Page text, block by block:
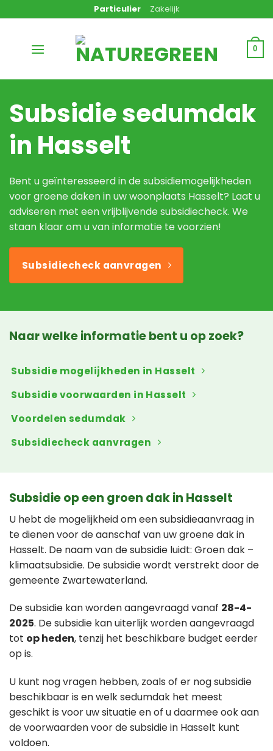
naar
Particulier Zakelijk
0
Subsidie sedumdak
in Hasselt
Bent u geïnteresseerd in de subsidiemogelijkheden
voor groene daken in uw woonplaats Hasselt? Laat u
adviseren met een vrijblijvende subsidiecheck. We
staan klaar om u van informatie te voorzien!
Subsidiecheck aanvragen
Naar welke informatie bent u op zoek?
Subsidie mogelijkheden in Hasselt
Subsidie voorwaarden in Hasselt
Voordelen sedumdak
Subsidiecheck aanvragen
Subsidie op een groen dak in Hasselt
U hebt de mogelijkheid om een subsidieaanvraag in
te dienen voor de aanschaf van uw groene dak in
Hasselt. De naam van de subsidie luidt: Groen dak –
klimaatsubsidie. De subsidie wordt verstrekt door de
gemeente Zwartewaterland.
De subsidie kan worden aangevraagd vanaf 28-4-
2025. De subsidie kan uiterlijk worden aangevraagd
tot op heden, tenzij het beschikbare budget eerder
op is.
U kunt nog vragen hebben, zoals of er nog subsidie
beschikbaar is en welk sedumdak het meest
geschikt is voor uw situatie en of u daarmee ook aan
de voorwaarden voor de subsidie in Hasselt kunt
voldoen.